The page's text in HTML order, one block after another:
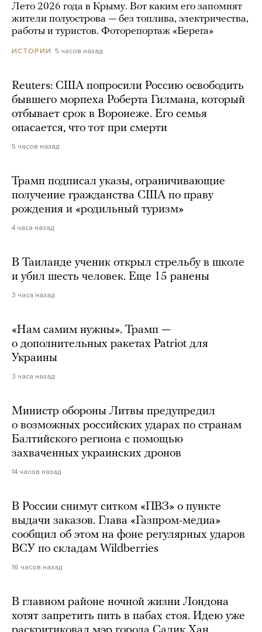
Лето 2026 года в Крыму. Вот каким его запомнят
жители полуострова — без топлива, электричества,
работы и туристов. Фоторепортаж «Берега»
ИСТОРИИ 5 часов назад
Reuters: США попросили Россию освободить
бывшего морпеха Роберта Гилмана, который
отбывает срок в Воронеже. Его семья
опасается, что тот при смерти
5 часов назад
Трамп подписал указы, ограничивающие
получение гражданства США по праву
рождения и «родильный туризм»
4 часа назад
В Таиланде ученик открыл стрельбу в школе
и убил шесть человек. Еще 15 ранены
3 часа назад
«Нам самим нужны». Трамп —
о дополнительных ракетах Patriot для
Украины
3 часа назад
Министр обороны Литвы предупредил
о возможных российских ударах по странам
Балтийского региона с помощью
захваченных украинских дронов
14 часов назад
В России снимут ситком «ПВЗ» о пункте
выдачи заказов. Глава «Газпром-медиа»
сообщил об этом на фоне регулярных ударов
ВСУ по складам Wildberries
16 часов назад
В главном районе ночной жизни Лондона
хотят запретить пить в пабах стоя. Идею уже